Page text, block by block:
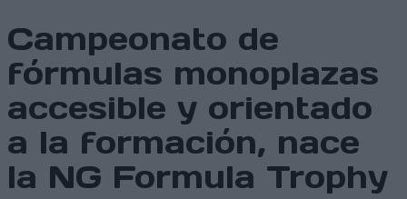
Campeonato de
fórmulas monoplazas
accesible y orientado
a la formación, nace
la NG Formula Trophy